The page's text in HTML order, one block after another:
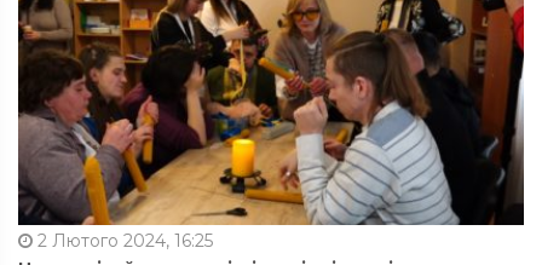
2 Лютого 2024, 16:25